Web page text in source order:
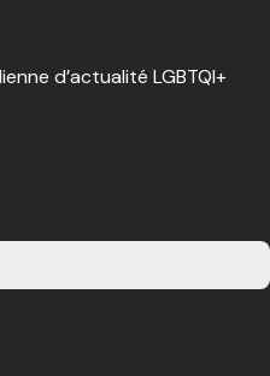
d’actualité LGBTQI+